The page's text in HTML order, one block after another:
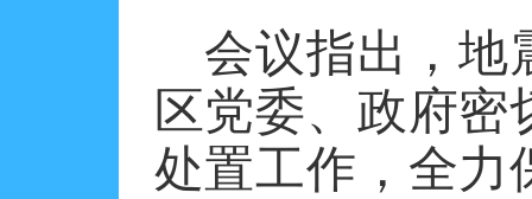
会议指出，地
区党委、政府
处置工作，全力